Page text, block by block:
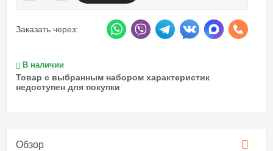
Заказать через:
В наличии
Товар с выбранным набором характеристик
недоступен для покупки
Обзор